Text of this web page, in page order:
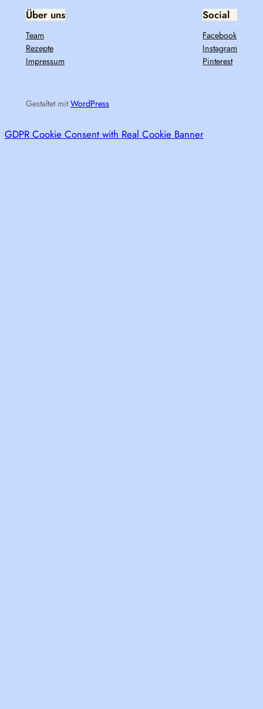
Über uns
Team
Rezepte
Impressum
Social
Facebook
Instagram
Pinterest
Gestaltet mitWordPress
GDPR Cookie Consent with Real Cookie Banner